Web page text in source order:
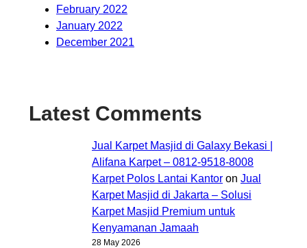
February 2022
January 2022
December 2021
Latest Comments
Jual Karpet Masjid di Galaxy Bekasi |
Alifana Karpet – 0812-9518-8008
Karpet Polos Lantai Kantor on Jual
Karpet Masjid di Jakarta – Solusi
Karpet Masjid Premium untuk
Kenyamanan Jamaah
28 May 2026